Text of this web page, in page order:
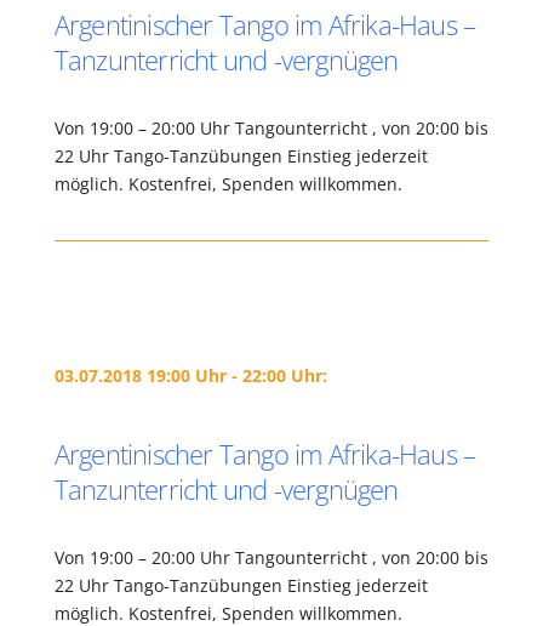
Argentinischer Tango im Afrika-Haus –
Tanzunterricht und -vergnügen
Von 19:00 – 20:00 Uhr Tangounterricht , von 20:00 bis
22 Uhr Tango-Tanzübungen Einstieg jederzeit
möglich. Kostenfrei, Spenden willkommen.
03.07.2018 19:00 Uhr - 22:00 Uhr:
Argentinischer Tango im Afrika-Haus –
Tanzunterricht und -vergnügen
Von 19:00 – 20:00 Uhr Tangounterricht , von 20:00 bis
22 Uhr Tango-Tanzübungen Einstieg jederzeit
möglich. Kostenfrei, Spenden willkommen.